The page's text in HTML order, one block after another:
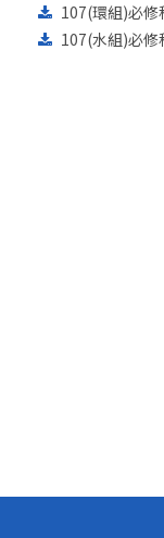
107(環組)必
107(水組)必